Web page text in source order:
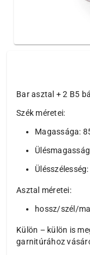
Bar asztal + 2 B5
Szék méretei:
Magassága:
Asztal méretei:
hossz/szél/
Külön – külön is
garnitúrához